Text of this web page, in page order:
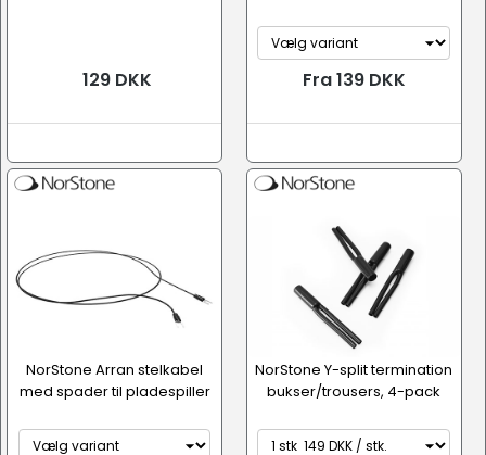
129 DKK Fra 139 DKK
NorStone Arran stelkabel
med spader til pladespiller
NorStone Y-split termination
bukser/trousers, 4-pack